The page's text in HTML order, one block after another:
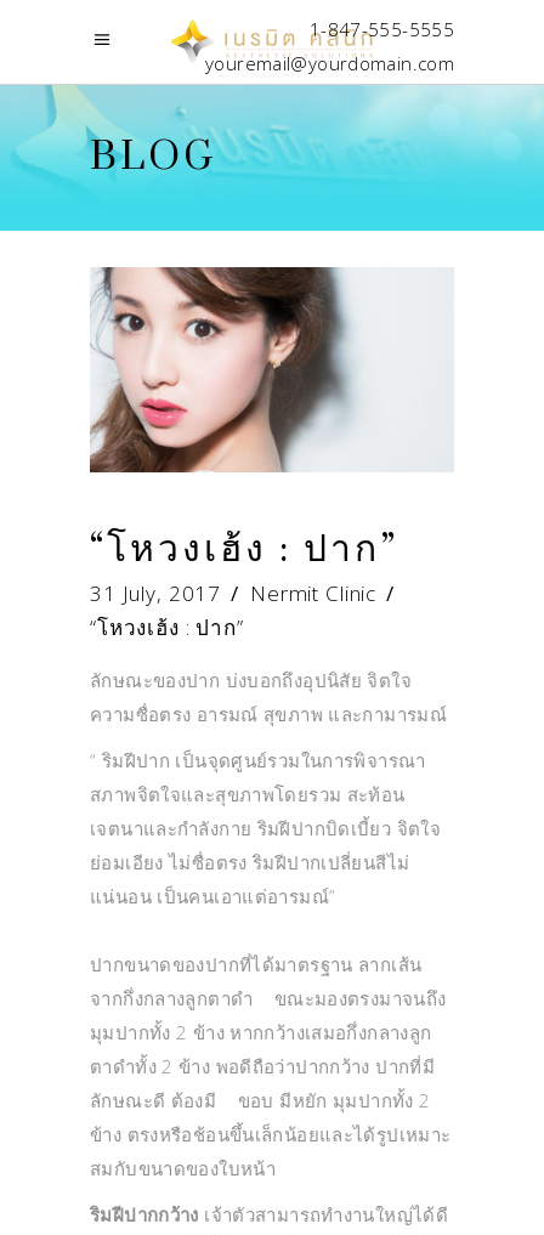
1-847-555-5555
youremail@yourdomain.com
BLOG
“โหวงเฮ้ง : ปาก”
31 July, 2017
Nermit Clinic
“โหวงเฮ้ง : ปาก”
ลักษณะของปาก บ่งบอกถึงอุปนิสัย จิตใจ
ความซื่อตรง อารมณ์ สุขภาพ และกามารมณ์
“ ริมฝีปาก เป็นจุดศูนย์รวมในการพิจารณา
สภาพจิตใจและสุขภาพโดยรวม สะท้อน
เจตนาและกำลังกาย ริมฝีปากบิดเบี้ยว จิตใจ
ย่อมเอียง ไม่ซื่อตรง ริมฝีปากเปลี่ยนสีไม่
แน่นอน เป็นคนเอาแต่อารมณ์”
ปากขนาดของปากที่ได้มาตรฐาน ลากเส้น
จากกึ่งกลางลูกตาดำ ขณะมองตรงมาจนถึง
มุมปากทั้ง 2 ข้าง หากกว้างเสมอกึ่งกลางลูก
ตาดำทั้ง 2 ข้าง พอดีถือว่าปากกว้าง ปากที่มี
ลักษณะดี ต้องมี ขอบ มีหยัก มุมปากทั้ง 2
ข้าง ตรงหรือช้อนขึ้นเล็กน้อยและได้รูปเหมาะ
สมกับขนาดของใบหน้า
ริมฝีปากกว้าง เจ้าตัวสามารถทำงานใหญ่ได้ดี